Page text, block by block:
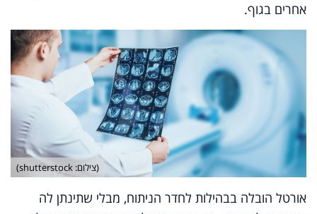
אחרים בגוף.
(צילום: shutterstock)
אורטל הובלה בבהילות לחדר הניתוח, מבלי שתינתן לה